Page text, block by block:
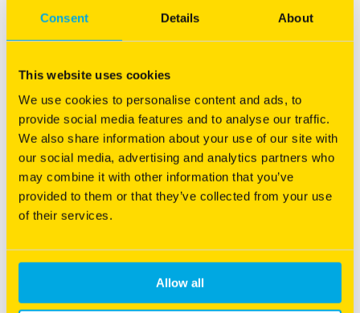
Consent Details About
This website uses cookies
We use cookies to personalise content and ads, to
provide social media features and to analyse our traffic.
We also share information about your use of our site with
our social media, advertising and analytics partners who
may combine it with other information that you’ve
provided to them or that they’ve collected from your use
of their services.
Allow all
Hoge ziekteresistentie
technologie, roodzwenkgras en roodzwenkgras met fijne
uitlopers. Dit is een erg sterk mengsel dat dankzij het
roodzwenkgras een hoge ziekteresistentie behoudt in de